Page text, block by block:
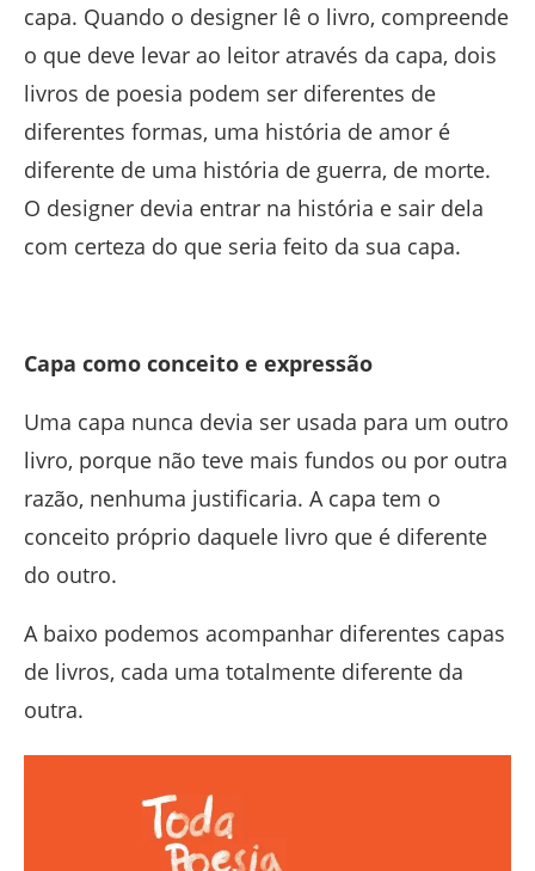
capa. Quando o designer lê o livro, compreende
o que deve levar ao leitor através da capa, dois
livros de poesia podem ser diferentes de
diferentes formas, uma história de amor é
diferente de uma história de guerra, de morte.
O designer devia entrar na história e sair dela
com certeza do que seria feito da sua capa.
Capa como conceito e expressão
Uma capa nunca devia ser usada para um outro
livro, porque não teve mais fundos ou por outra
razão, nenhuma justificaria. A capa tem o
conceito próprio daquele livro que é diferente
do outro.
A baixo podemos acompanhar diferentes capas
de livros, cada uma totalmente diferente da
outra.